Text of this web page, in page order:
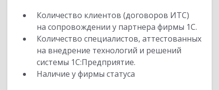
Количество клиентов (договоров ИТС)
на сопровождении у партнера фирмы 1С.
Количество специалистов, аттестованных
на внедрение технологий и решений
системы 1С:Предприятие.
Наличие у фирмы статуса